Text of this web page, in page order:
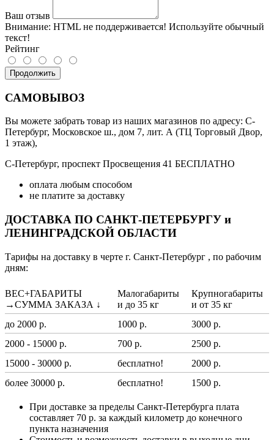
Ваш отзыв
Внимание: HTML не поддерживается! Используйте обычный
текст!
Рейтинг
Продолжить
САМОВЫВОЗ
Вы можете забрать товар из наших магазинов по адресу: С-
Петербург, Московское ш., дом 7, лит. А (ТЦ Торговый Двор,
1 этаж),
С-Петербург, проспект Просвещения 41 БЕСПЛАТНО
оплата любым способом
не платите за доставку
ДОСТАВКА ПО САНКТ-ПЕТЕРБУРГУ и
ЛЕНИНГРАДСКОЙ ОБЛАСТИ
Тарифы на доставку в черте г. Санкт-Петербург , по рабочим
дням:
ВЕС+ГАБАРИТЫ
→СУММА ЗАКАЗА ↓
Малогабариты
и до 35 кг
Крупногабариты
и от 35 кг
до 2000 р.
1000 р.
3000 р.
2000 - 15000 р.
700 р.
2500 р.
15000 - 30000 р.
бесплатно!
2000 р.
более 30000 р.
бесплатно! 1500 р.
При доставке за пределы Санкт-Петербурга плата
составляет 70 р. за каждый километр до конечного
пункта назначения